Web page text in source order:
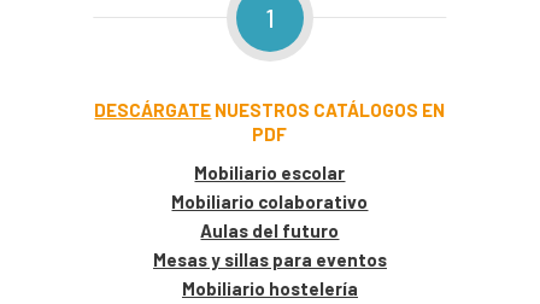
1
DESCÁRGATE NUESTROS CATÁLOGOS EN
PDF
Mobiliario escolar
Mobiliario colaborativo
Aulas del futuro
Mesas y sillas para eventos
Mobiliario hostelería